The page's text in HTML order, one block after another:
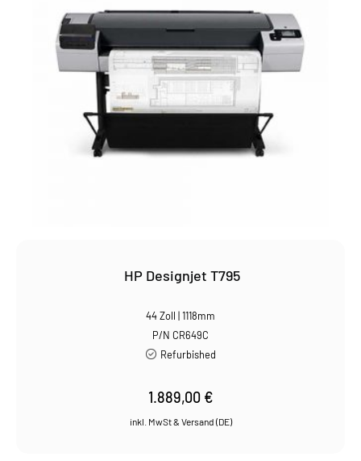
HP Designjet T795
44 Zoll | 1118mm
P/N CR649C
Refurbished
1.889,00 €